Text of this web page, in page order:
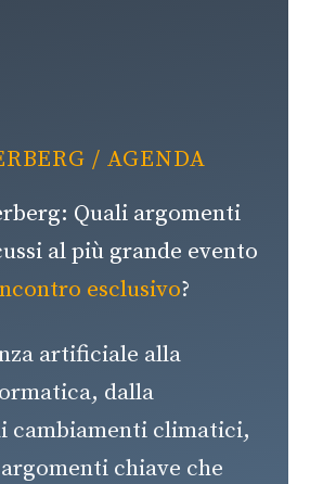
/ AGENDA
Quali argomenti
al più grande evento
esclusivo?
artificiale alla
dalla
cambiamenti climatici,
chiave che